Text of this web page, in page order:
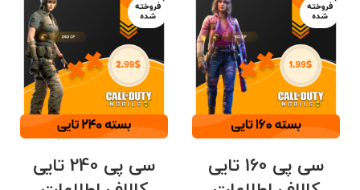
فروخته
شده
سی پی 160 تایی
فروخته
شده
سی پی 240 تایی